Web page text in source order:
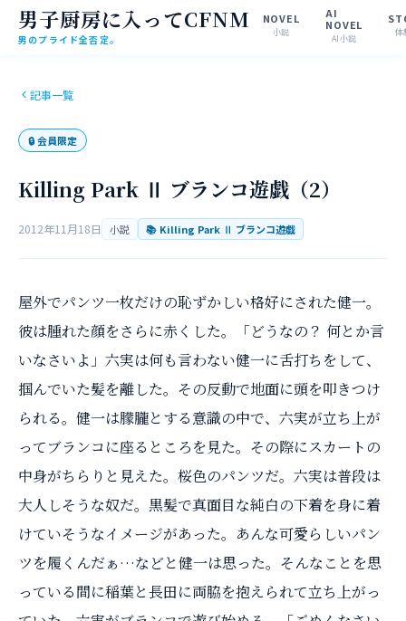
男子厨房に入ってCFNM
男のプライド全否定。
NOVEL
小説
AI
NOVEL
AI小説 体
記事一覧
🔒会員限定
Killing Park Ⅱ ブランコ遊戯（2）
2012年11月18日 小説 📚 Killing Park Ⅱ ブランコ遊戯
屋外でパンツ一枚だけの恥ずかしい格好にされた健一。
彼は腫れた顔をさらに赤くした。「どうなの？ 何とか言
いなさいよ」六実は何も言わない健一に舌打ちをして、
掴んでいた髪を離した。その反動で地面に頭を叩きつけ
られる。健一は朦朧とする意識の中で、六実が立ち上が
ってブランコに座るところを見た。その際にスカートの
中身がちらりと見えた。桜色のパンツだ。六実は普段は
大人しそうな奴だ。黒髪で真面目な純白の下着を身に着
けていそうなイメージがあった。あんな可愛らしいパン
ツを履くんだぁ…などと健一は思った。そんなことを思
っている間に稲葉と長田に両脇を抱えられて立ち上がっ